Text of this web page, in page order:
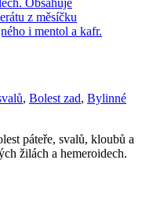
, Bolest zad, Bylinné
páteře, svalů, kloubů a
žilách a hemeroidech.